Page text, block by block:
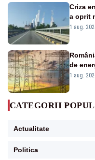
Criza
a oprit
de la
1 aug.
de
Analiză
1 aug.
CATEGORII
Actualitate
Politica